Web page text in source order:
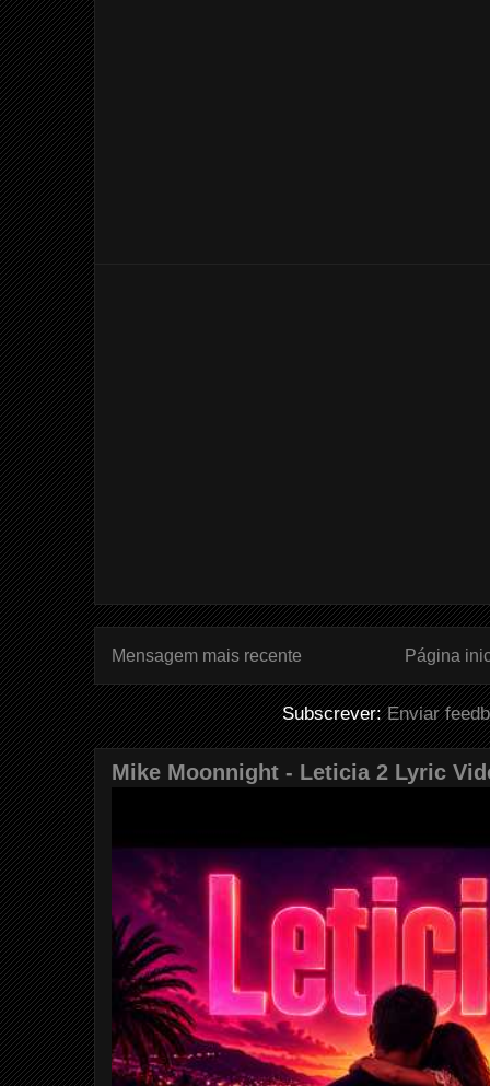
Mensagem mais recente Página
Subscrever:Enviar
Mike Moonnight - Leticia 2 Lyric